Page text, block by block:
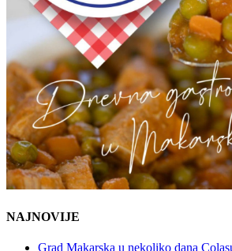
NAJNOVIJE
Grad Makarska u nekoliko dana